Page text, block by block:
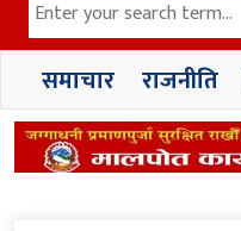
समाचार राजनीति